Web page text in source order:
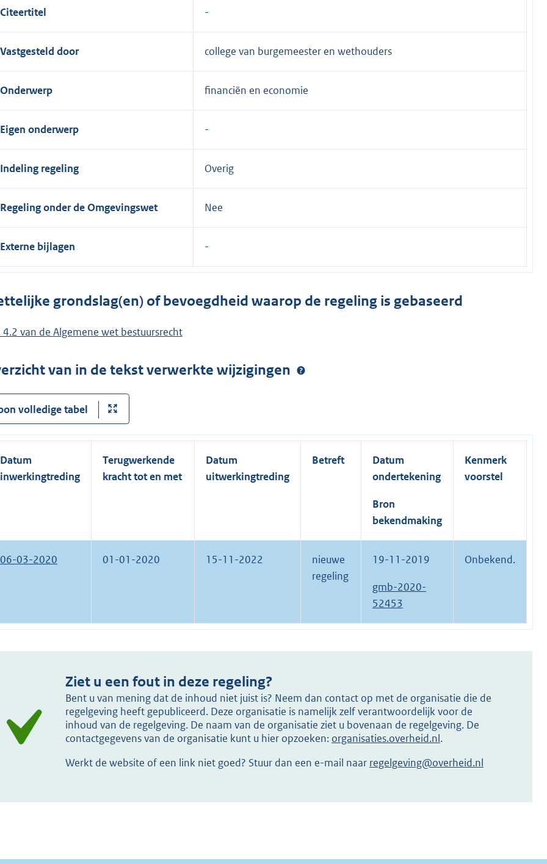
Citeertitel
Vastgesteld door college van burgemeester en wethouders
Onderwerp financiën en economie
Eigen onderwerp
Indeling regeling Overig
Regeling onder de Omgevingswet Nee
Externe bijlagen
grondslag(en) of bevoegdheid waarop de regeling is gebaseerd
van de Algemene wet bestuursrecht
van in de tekst verwerkte wijzigingen
volledige tabel
Datum
inwerkingtreding
Terugwerkende
kracht tot en met
Datum
uitwerkingtreding
Betreft
Datum
ondertekening
Bron
bekendmaking
Kenmerk
voorstel
06-03-2020 01-01-2020 15-11-2022
nieuwe
regeling
19-11-2019
gmb-2020-
52453
Onbekend.
Ziet u een fout in deze regeling?
Bent u van mening dat de inhoud niet juist is? Neem dan contact op met de organisatie die de
regelgeving heeft gepubliceerd. Deze organisatie is namelijk zelf verantwoordelijk voor de
inhoud van de regelgeving. De naam van de organisatie ziet u bovenaan de regelgeving. De
contactgegevens van de organisatie kunt u hier opzoeken: organisaties.overheid.nl.
Werkt de website of een link niet goed? Stuur dan een e-mail naar regelgeving@overheid.nl